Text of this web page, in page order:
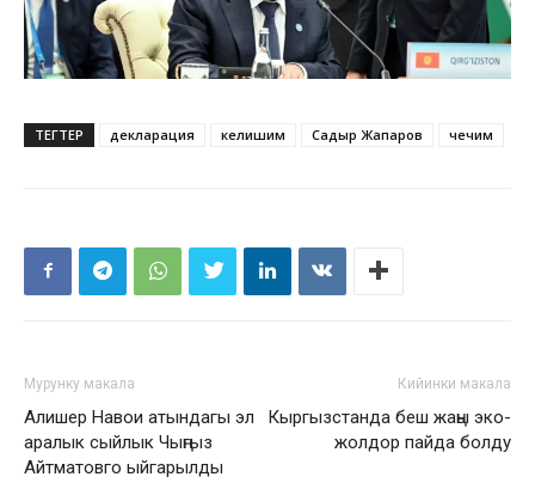
ТЕГТЕР декларация келишим Садыр Жапаров чечим
Мурунку макала
Алишер Навои атындагы эл
аралык сыйлык Чыңгыз
Айтматовго ыйгарылды
Кийинки макала
Кыргызстанда беш жаңы эко-
жолдор пайда болду